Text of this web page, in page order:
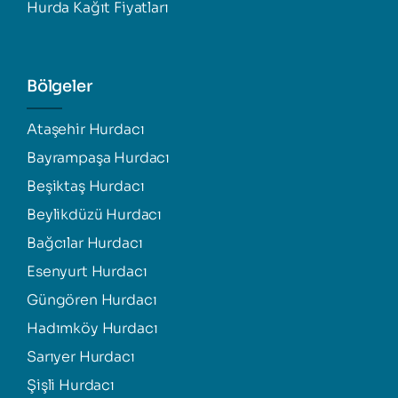
Hurda Kağıt Fiyatları
Bölgeler
Ataşehir Hurdacı
Bayrampaşa Hurdacı
Beşiktaş Hurdacı
Beylikdüzü Hurdacı
Bağcılar Hurdacı
Esenyurt Hurdacı
Güngören Hurdacı
Hadımköy Hurdacı
Sarıyer Hurdacı
Şişli Hurdacı